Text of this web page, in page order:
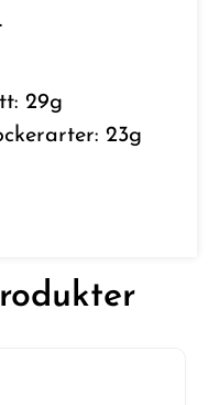
29g
23g